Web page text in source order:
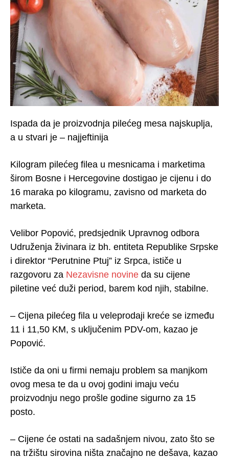
Ispada da je proizvodnja pilećeg mesa najskuplja,
a u stvari je – najjeftinija
Kilogram pilećeg filea u mesnicama i marketima
širom Bosne i Hercegovine dostigao je cijenu i do
16 maraka po kilogramu, zavisno od marketa do
marketa.
Velibor Popović, predsjednik Upravnog odbora
Udruženja živinara iz bh. entiteta Republike Srpske
i direktor “Perutnine Ptuj” iz Srpca, ističe u
razgovoru za Nezavisne novine da su cijene
piletine već duži period, barem kod njih, stabilne.
– Cijena pilećeg fila u veleprodaji kreće se između
11 i 11,50 KM, s uključenim PDV-om, kazao je
Popović.
Ističe da oni u firmi nemaju problem sa manjkom
ovog mesa te da u ovoj godini imaju veću
proizvodnju nego prošle godine sigurno za 15
posto.
– Cijene će ostati na sadašnjem nivou, zato što se
na tržištu sirovina ništa značajno ne dešava, kazao